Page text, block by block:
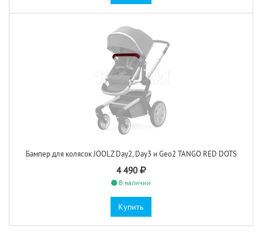
Бампер для колясок JOOLZ Day2, Day3 и Geo2 TANGO RED DOTS
4 490
В наличии
Купить